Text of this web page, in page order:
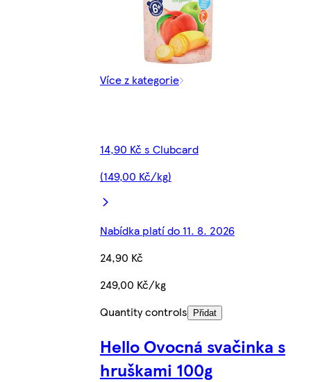
Více z kategorie
14,90 Kč s Clubcard
(149,00 Kč/kg)
Nabídka platí do 11. 8. 2026
24,90 Kč
249,00 Kč/kg
Quantity controls
Přidat
Hello Ovocná svačinka s
hruškami 100g